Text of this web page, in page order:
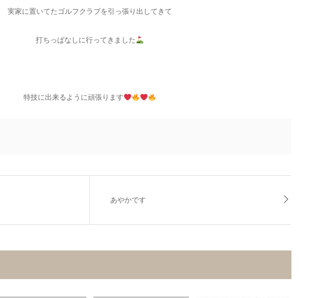
実家に置いてたゴルフクラブを引っ張り出してきて
打ちっぱなしに行ってきました
特技に出来るように頑張ります
あやかです